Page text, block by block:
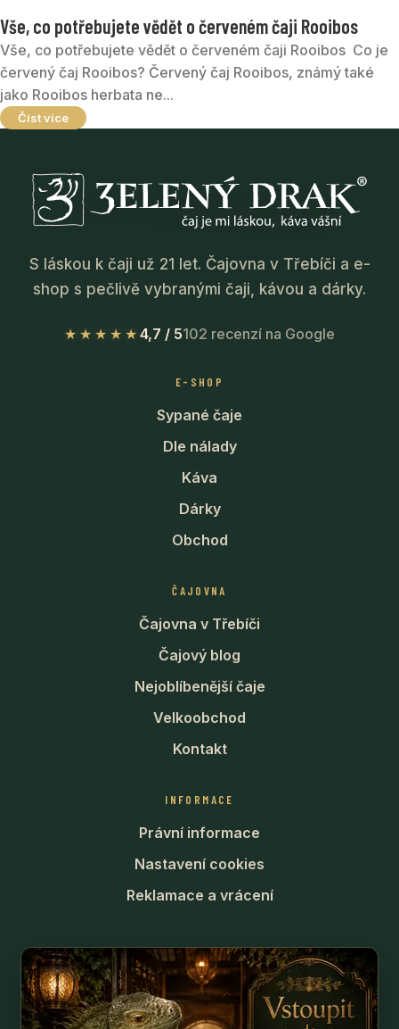
Vše, co potřebujete vědět o červeném čaji Rooibos
Vše, co potřebujete vědět o červeném čaji Rooibos ‍ Co je
červený čaj Rooibos? Červený čaj Rooibos, známý také
jako Rooibos herbata ne...
Číst více
S láskou k čaji už 21 let. Čajovna v Třebíči a e-
shop s pečlivě vybranými čaji, kávou a dárky.
★★★★★ 4,7 / 5102 recenzí na Google
E-SHOP
Sypané čaje
Dle nálady
Káva
Dárky
Obchod
ČAJOVNA
Čajovna v Třebíči
Čajový blog
Nejoblíbenější čaje
Velkoobchod
Kontakt
INFORMACE
Právní informace
Nastavení cookies
Reklamace a vrácení